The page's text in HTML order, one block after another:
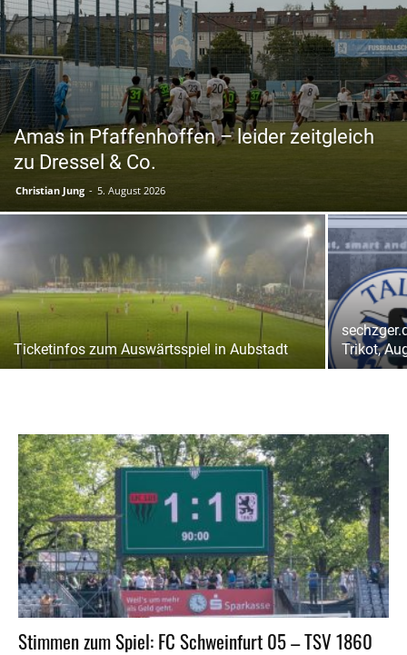
Amas in Pfaffenhoffen – leider zeitgleich
zu Dressel & Co.
Christian Jung - 5. August 2026
Ticketinfos zum Auswärtsspiel in Aubstadt
Trikot,
Stimmen zum Spiel: FC Schweinfurt 05 – TSV 1860